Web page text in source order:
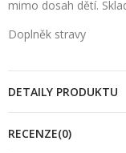
mimo dosah dětí.
Doplněk stravy
DETAILY PRODUKTU
RECENZE(0)